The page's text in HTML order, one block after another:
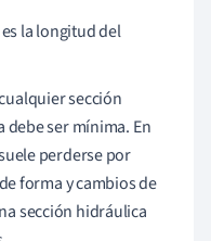
la longitud del
sección
ser mínima. En
perderse por
forma y cambios de
sección hidráulica